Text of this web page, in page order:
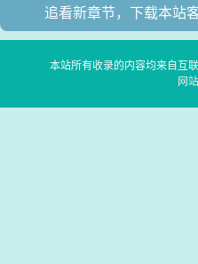
追看新章节，下载本站
本站所有收录的内容均来自互
网